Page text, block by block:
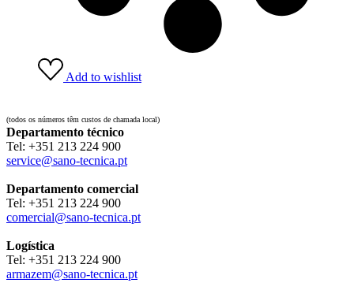
Add to wishlist
(todos os números têm custos de chamada local)
Departamento técnico
Tel: ‪+351 213 224 900‬
service@sano-tecnica.pt
Departamento comercial
Tel: ‪+351 213 224 900‬
comercial@sano-tecnica.pt
Logística
Tel: ‪+351 213 224 900‬
armazem@sano-tecnica.pt